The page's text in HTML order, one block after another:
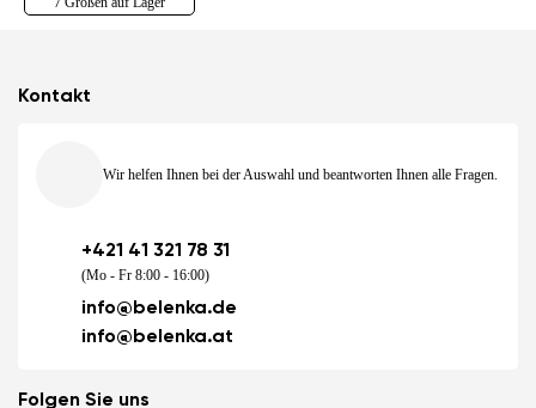
Kontakt
Wir helfen Ihnen bei der Auswahl und beantworten Ihnen alle Fragen.
+421 41 321 78 31
(Mo - Fr 8:00 - 16:00)
info@belenka.de
info@belenka.at
Folgen Sie uns